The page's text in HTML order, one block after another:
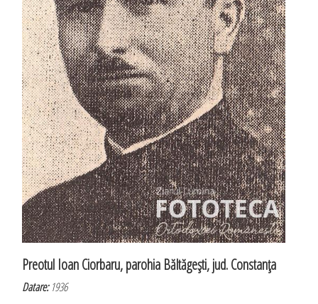
Preotul Ioan Ciorbaru, parohia Băltăgeşti, jud. Constanţa
Datare:1936